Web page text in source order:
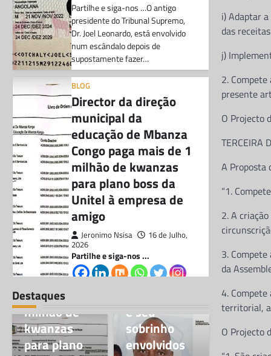
i) Adaptar
das
j)
2.
presente
O Projecto
TERCEIRA
A Proposta
“1.
2. A
3.
da
4.
territorial,
O Projecto
Partilhe e siga-nos …O antigo
presidente do Tribunal Supremo,
Dr. Joel Leonardo, está envolvido
num escândalo depois de
supostamente fazer…
BLOG
Director da direção
municipal da
educação de Mbanza
Congo paga mais de 1
milhão de kwanzas
para plano boss da
Unitel à empresa de
amigo
Jeronimo Nsisa
16 de Julho,
2026
Partilhe e siga-nos ...
Partilhe e siga-nos …De acordo
com as investigações e
documentos que a nossa teve
acesso, fazem saber que , o…
Destaques
BLOG
Director da
direção
municipal da
educação de
Mbanza
Congo paga
mais de 1
milhão de
kwanzas
para plano
CORRUPÇÃO
Chefe do
e seu
sobrinho
envolvidos